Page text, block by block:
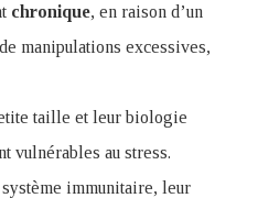
chronique, en raison d’un
manipulations excessives,
taille et leur biologie
vulnérables au stress.
immunitaire, leur